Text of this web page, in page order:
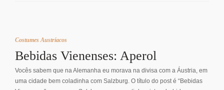
Costumes Austríacos
Bebidas Vienenses: Aperol
Vocês sabem que na Alemanha eu morava na divisa com a Áustria, em
uma cidade bem coladinha com Salzburg. O título do post é “Bebidas